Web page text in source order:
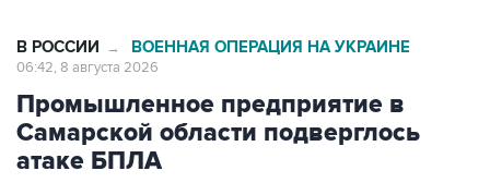
В РОССИИ → ВОЕННАЯ ОПЕРАЦИЯ НА УКРАИНЕ
06:42, 8 августа 2026
Промышленное предприятие в
Самарской области подверглось
атаке БПЛА